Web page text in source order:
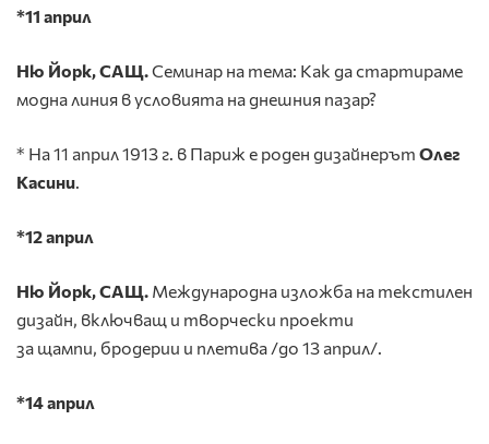
*11 април
Ню Йорк, САЩ.Семинар на тема: Как да стартираме
модна линия в условията на днешния пазар?
* На 11 април 1913 г. в Париж е роден дизайнерът Олег
Касини
*12 април
Ню Йорк, САЩ. Международна изложба на текстилен
дизайн, включващ и творчески проекти
за щампи, бродерии и плетива /до 13 април/.
*14 април